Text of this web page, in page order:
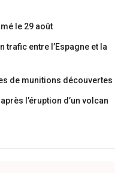
le 29 août
trafic entre l’Espagne et la
de munitions découvertes
l’éruption d’un volcan